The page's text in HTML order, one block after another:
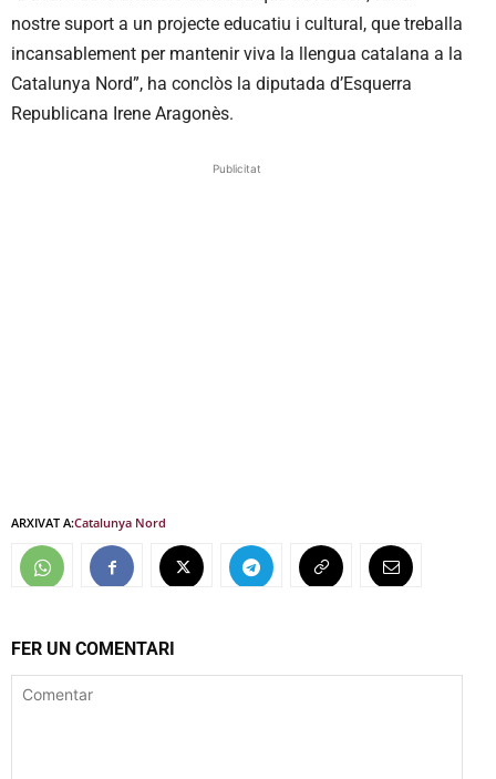
nostre suport a un projecte educatiu i cultural, que treballa
incansablement per mantenir viva la llengua catalana a la
Catalunya Nord”, ha conclòs la diputada d’Esquerra
Republicana Irene Aragonès.
Publicitat
ARXIVAT A:Catalunya Nord
FER UN COMENTARI